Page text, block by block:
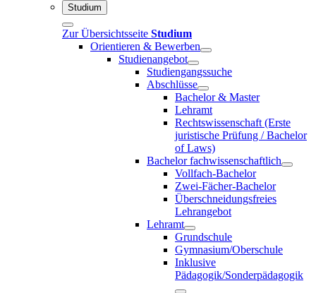
Studium
Zur Übersichtsseite Studium
Orientieren & Bewerben
Studienangebot
Studiengangssuche
Abschlüsse
Bachelor & Master
Lehramt
Rechtswissenschaft (Erste
juristische Prüfung / Bachelor
of Laws)
Bachelor fachwissenschaftlich
Vollfach-Bachelor
Zwei-Fächer-Bachelor
Überschneidungsfreies
Lehrangebot
Lehramt
Grundschule
Gymnasium/Oberschule
Inklusive
Pädagogik/Sonderpädagogik